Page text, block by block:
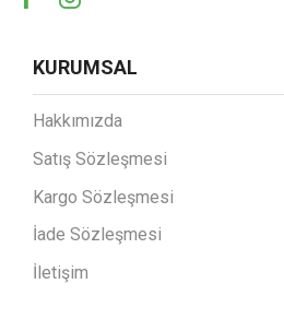
KURUMSAL
Hakkımızda
Satış Sözleşmesi
Kargo Sözleşmesi
İade Sözleşmesi
İletişim